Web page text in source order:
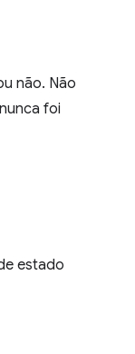
não. Não
foi
estado